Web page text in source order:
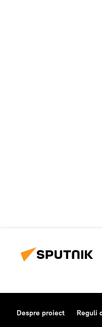
Despre proiect Reguli